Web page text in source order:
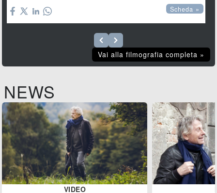
Scheda »
Vai alla filmografia completa »
NEWS
VIDEO